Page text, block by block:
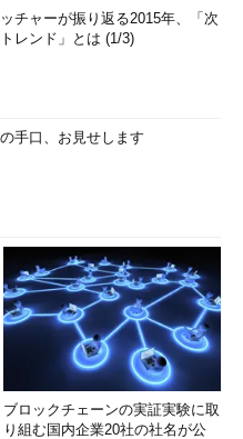
チャーが振り返る2015年、「次
レンド」とは (1/3)
手口、お見せします
ブロックチェーンの実証実験に取
り組む国内企業20社の社名が公